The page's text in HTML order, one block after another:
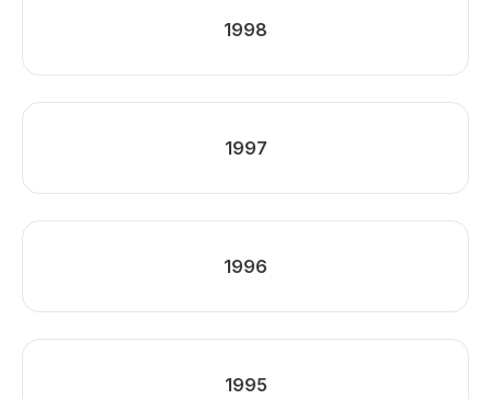
1998
1997
1996
1995